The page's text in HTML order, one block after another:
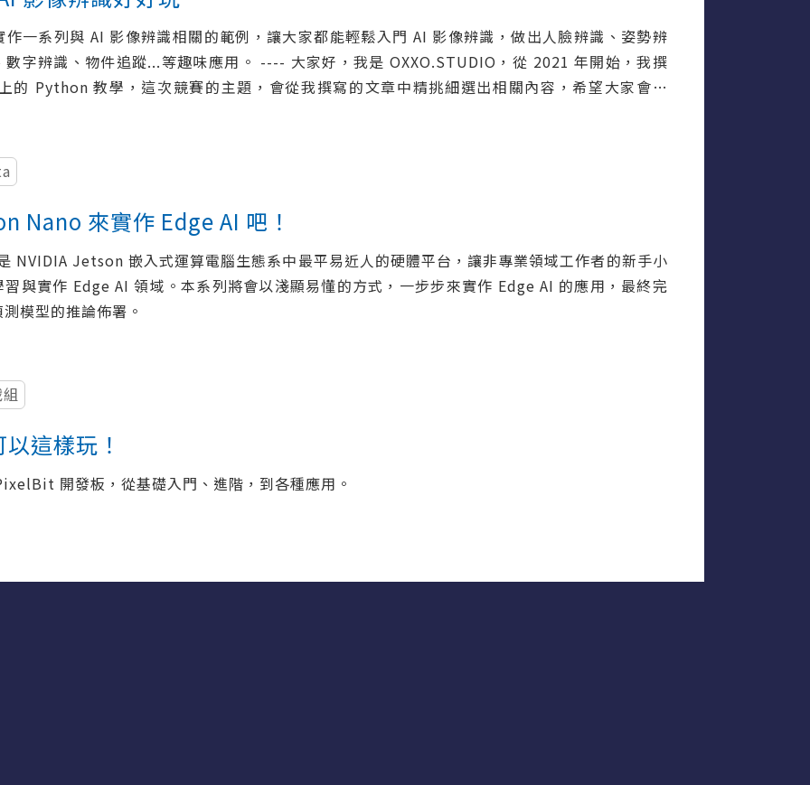
一系列與 AI 影像辨識相關的範例，讓大家都能輕鬆入門 AI 影像辨識，做出人臉辨識、姿勢辨
數字辨識、物件追蹤...等趣味應用。 ---- 大家好，我是 OXXO.STUDIO，從 2021 年開始，我撰
的 Python 教學，這次競賽的主題，會從我撰寫的文章中精挑細選出相關內容，希望大家會喜
Nano 來實作 Edge AI 吧！
NVIDIA Jetson 嵌入式運算電腦生態系中最平易近人的硬體平台，讓非專業領域工作者的新手小
習與實作 Edge AI 領域。本系列將會以淺顯易懂的方式，一步步來實作 Edge AI 的應用，最終完
模型的推論佈署。
這樣玩！
開發板，從基礎入門、進階，到各種應用。